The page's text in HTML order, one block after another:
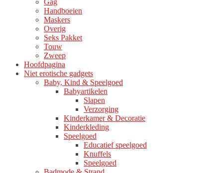
Handboeien
Maskers
Overig
Seks Pakket
Touw
Zweep
Hoofdpagina
Niet erotische gadgets
Baby, Kind & Speelgoed
Babyartikelen
Slapen
Verzorging
Kinderkamer & Decoratie
Kinderkleding
Speelgoed
Educatief speelgoed
Knuffels
Speelgoed